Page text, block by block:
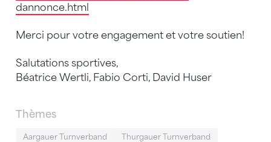
dannonce.html
Merci pour votre engagement et votre soutien!
Salutations sportives,
Béatrice Wertli, Fabio Corti, David Huser
Thèmes
Aargauer Turnverband
Thurgauer Turnverband